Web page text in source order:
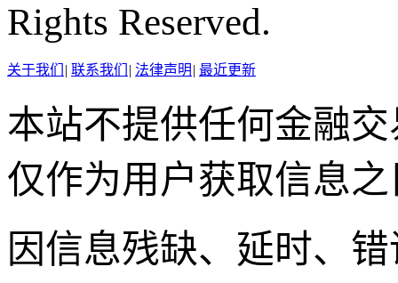
Rights Reserved.
关于我们 | 联系我们 | 法律声明 | 最近更新
本站不提供任何金融
仅作为用户获取信息
因信息残缺、延时、